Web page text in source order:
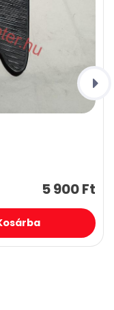
5 900 Ft